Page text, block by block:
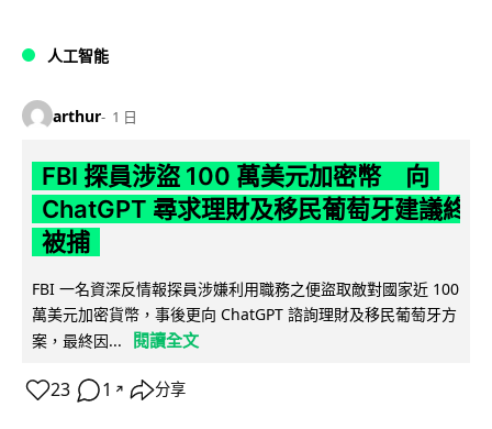
人工智能
arthur 1 日
FBI 探員涉盜 100 萬美元加密幣 向
ChatGPT 尋求理財及移民葡萄牙建議終
被捕
FBI 一名資深反情報探員涉嫌利用職務之便盜取敵對國家近 100
萬美元加密貨幣，事後更向 ChatGPT 諮詢理財及移民葡萄牙方
案，最終因...
閱讀全文
23 1 ↗ 分享